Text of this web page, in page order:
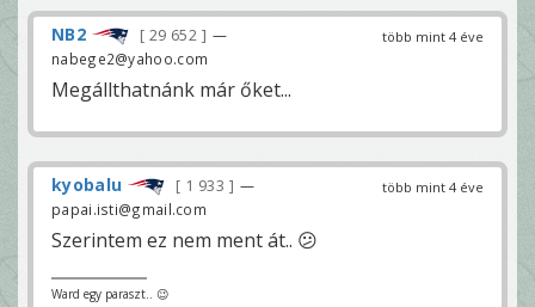
több mint 4 éve
NB2 29 652
—
nabege2@yahoo.com
Megállthatnánk már őket...
több mint 4 éve
kyobalu 1 933
—
papai.isti@gmail.com
Szerintem ez nem ment át.. 😕
Ward egy paraszt.. 😉